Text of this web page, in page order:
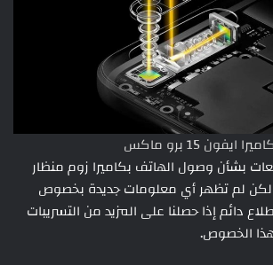
كاميرا ايفون 15 برو ماكس
بشأن وصول الهاتف بكاميرا زوم منظار
لم تظهر أي معلومات جديدة بخصوص
دائم إذا حصلنا على المزيد من التسريبات
الخصوص.